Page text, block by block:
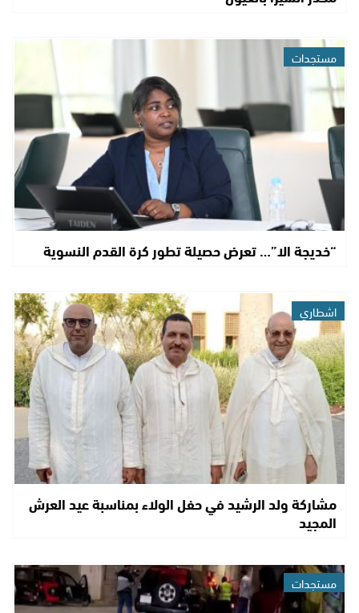
مستجدات
“خديجة الا”… تعرض حصيلة تطور كرة القدم النسوية
اشطاري
مشاركة ولد الرشيد في حفل الولاء بمناسبة عيد العرش
المجيد
مستجدات